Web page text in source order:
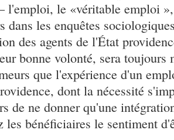
l'emploi, le «véritable emploi
dans les enquêtes
des agents de l'État
bonne volonté, sera toujours
que l'expérience d'un
dont la nécessité
de ne donner qu'une
les bénéficiaires le sentiment